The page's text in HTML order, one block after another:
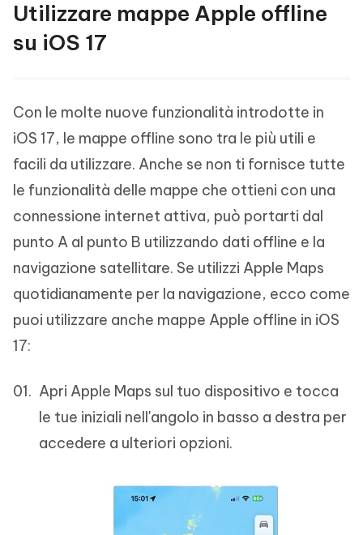
Utilizzare mappe Apple offline
su iOS 17
Con le molte nuove funzionalità introdotte in
iOS 17, le mappe offline sono tra le più utili e
facili da utilizzare. Anche se non ti fornisce tutte
le funzionalità delle mappe che ottieni con una
connessione internet attiva, può portarti dal
punto A al punto B utilizzando dati offline e la
navigazione satellitare. Se utilizzi Apple Maps
quotidianamente per la navigazione, ecco come
puoi utilizzare anche mappe Apple offline in iOS
17:
Apri Apple Maps sul tuo dispositivo e tocca
le tue iniziali nell'angolo in basso a destra per
accedere a ulteriori opzioni.